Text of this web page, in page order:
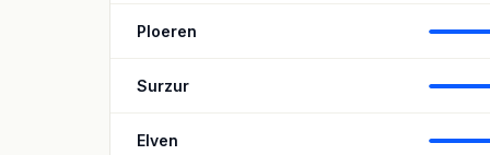
Ploeren
Surzur
Elven